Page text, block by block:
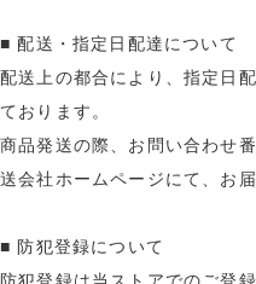
■ 配送・指定日配達について
配送上の都合により、指定日
ております。
商品発送の際、お問い合わせ
送会社ホームページにて、お
■ 防犯登録について
防犯登録は当ストアでのご登